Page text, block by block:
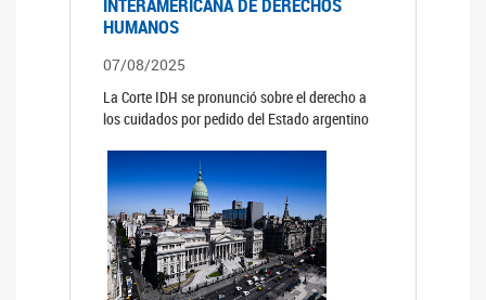
INTERAMERICANA DE DERECHOS
HUMANOS
07/08/2025
La Corte IDH se pronunció sobre el derecho a
los cuidados por pedido del Estado argentino